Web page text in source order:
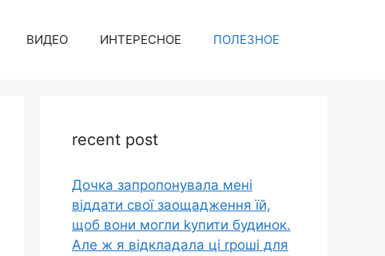
ВИДЕО ИНТЕРЕСНОЕ ПОЛЕЗНОЕ
recent post
Дочка запpопонувала мені
віддати свої заощадження їй,
щоб вони могли kупити будинок.
Але ж я відкладала ці rроші для